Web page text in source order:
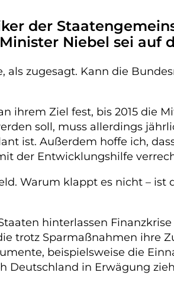
der
Niebel sei auf
zugesagt. Kann die
ihrem Ziel fest, bis 2015 die
soll, muss allerdings
ist. Außerdem hoffe ich,
der Entwicklungshilfe
Warum klappt es nicht –
hinterlassen
trotz Sparmaßnahmen ihre
beispielsweise die
Deutschland in Erwägung